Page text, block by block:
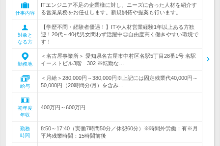
仕事内容
ITエンジニア不足の企業様に対し、ニーズに合った人材を紹介す
る営業業務をお任せします。新規開拓や提案も行います。
対象と
なる方
【学歴不問・経験者優遇！】ITや人材営業経験1年以上ある方歓
迎！20代～40代男女問わず活躍中◎自由度高く働きやすい環境で
す！
勤務地
＜名古屋事業所＞ 愛知県名古屋市中村区名駅5丁目28番1号 名駅
イーストビル3階 302 ※転勤な…
給与
＜月給＞280,000円～380,000円※上記には固定残業代40,000円～
50,000円（20時間分/月）を含み…
初年度
年収
400万円～600万円
勤務
時間
8:50～17:40（実働7時間50分／休憩60分）※時間外労働：有※月
平均残業時間：15時間前後